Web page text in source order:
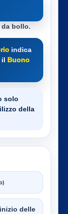
da bollo.
indica
il Buono
solo
della
delle